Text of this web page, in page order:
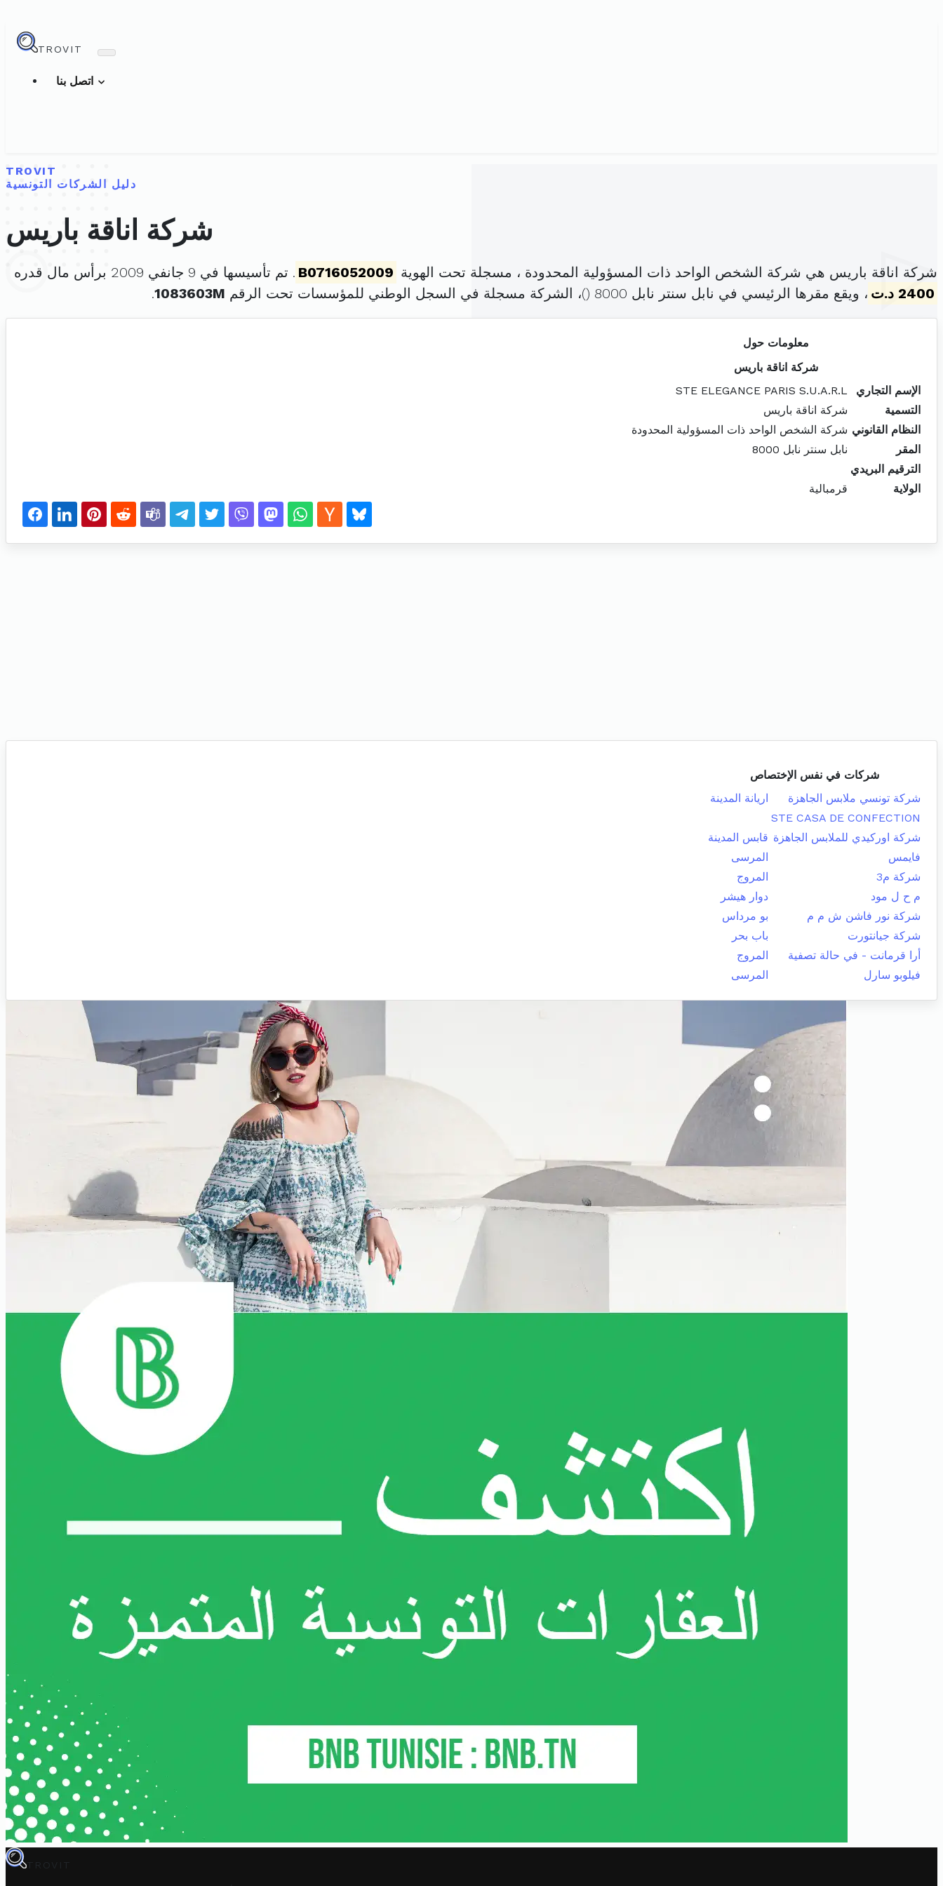
TROVIT
TROVIT
دليل الشركات التونسية
شركة اناقة باريس
شركة اناقة باريس هي شركة الشخص الواحد ذات المسؤولية المحدودة ، مسجلة تحت الهوية B0716052009 . تم تأسيسها في 9 جانفي 2009 برأس مال قدره
2400 د.ت
، ويقع مقرها الرئيسي في نابل سنتر نابل 8000 ( )، الشركة مسجلة في السجل الوطني للمؤسسات تحت الرقم 1083603M
.
معلومات حول
شركة اناقة باريس
الإسم التجاري
STE ELEGANCE PARIS S.U.A.R.L
التسمية
شركة اناقة باريس
النظام القانوني شركة الشخص الواحد ذات المسؤولية المحدودة
المقر
نابل سنتر نابل 8000
الترقيم البريدي
الولاية
قرمبالية
شركات في نفس الإختصاص
شركة تونسي ملابس الجاهزة
اريانة المدينة
STE CASA DE CONFECTION
شركة اوركيدي للملابس الجاهزة قابس المدينة
فايمس
المرسى
شركة م3
المروج
م ح ل مود
دوار هيشر
شركة نور فاشن ش م م
بو مرداس
شركة جيانتورت
باب بحر
أرا قرمانت - في حالة تصفية
المروج
فيلوبو سارل
المرسى
TROVIT